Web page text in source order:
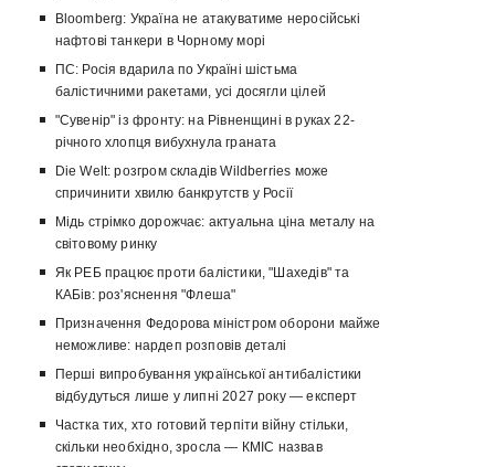
Bloomberg: Україна не атакуватиме неросійські
нафтові танкери в Чорному морі
ПС: Росія вдарила по Україні шістьма
балістичними ракетами, усі досягли цілей
"Сувенір" із фронту: на Рівненщині в руках 22-
річного хлопця вибухнула граната
Die Welt: розгром складів Wildberries може
спричинити хвилю банкрутств у Росії
Мідь стрімко дорожчає: актуальна ціна металу на
світовому ринку
Як РЕБ працює проти балістики, "Шахедів" та
КАБів: роз'яснення "Флеша"
Призначення Федорова міністром оборони майже
неможливе: нардеп розповів деталі
Перші випробування української антибалістики
відбудуться лише у липні 2027 року — експерт
Частка тих, хто готовий терпіти війну стільки,
скільки необхідно, зросла — КМІС назвав